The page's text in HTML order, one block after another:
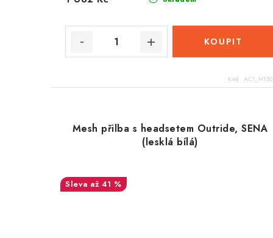
Kód:
Mesh přilba s headsetem Outride, SENA
(lesklá bílá)
až 41 %